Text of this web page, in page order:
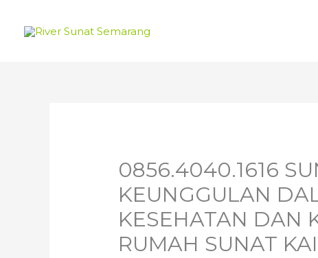
0856.4040.1616
KEUNGGULAN
KESEHATAN DAN
RUMAH SUNAT